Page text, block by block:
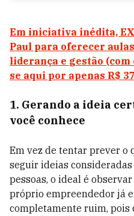
Em iniciativa inédita,
Paul para oferecer
liderança e gestão
se aqui por apenas R$
1. Gerando a ideia
você conhece
Em vez de tentar prever o
seguir ideias
pessoas, o ideal é
próprio empreendedor já
completamente ruim,